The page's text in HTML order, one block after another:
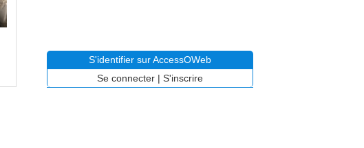
S'identifier sur AccessOWeb
Se connecter | S'inscrire